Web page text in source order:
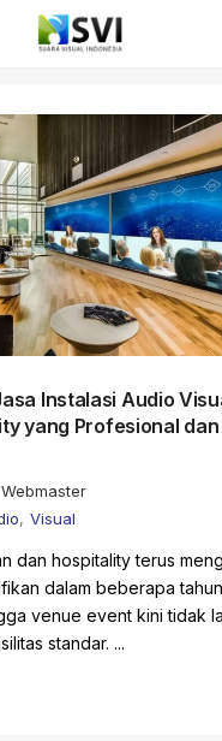
password to login.
Login
Instalasi Audio
yang Profesional dan
Webmaster
, Visual
dan hospitality terus
dalam beberapa
venue event kini tidak
standar. ...